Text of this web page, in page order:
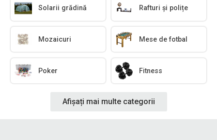
Solarii grădină Rafturi și polițe
Mozaicuri Mese de fotbal
Poker Fitness
Afișați mai multe categorii